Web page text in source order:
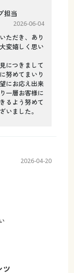
担当
2026-06-04
ただき、あり
変嬉しく思い
につきまして
努めてまいり
にお応え出来
一層お客様に
るよう努めて
いました。
2026-04-20
ツ